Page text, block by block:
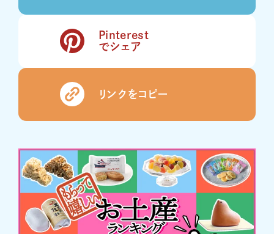
Pinterest
でシェア
リンクをコピー